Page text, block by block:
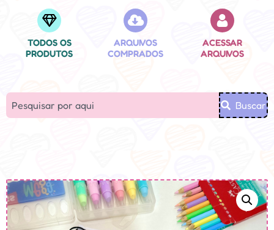
TODOS OS
PRODUTOS
ARQUIVOS
COMPRADOS
ACESSAR
ARQUIVOS
Buscar